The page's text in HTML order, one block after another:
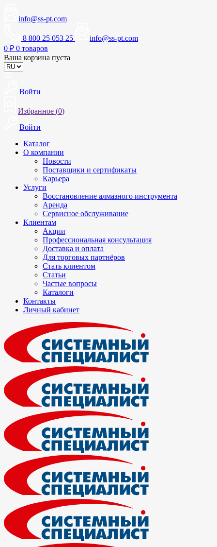
info@ss-pt.com
8 800 25 053 25
info@ss-pt.com
0 ₽ 0 товаров
Ваша корзина пуста
Войти
Избранное (0)
Войти
Каталог
О компании
Новости
Поставщики и сертификаты
Карьера
Услуги
Восстановление алмазного инструмента
Аренда
Сервисное обслуживание
Клиентам
Акции
Профессиональная консультация
Доставка и оплата
Для торговых партнёров
Стать клиентом
Статьи
Частые вопросы
Каталоги
Контакты
Личный кабинет